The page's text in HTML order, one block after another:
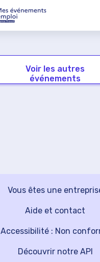
Voir les autres
événements
Vous êtes une
Découvrir notre API
Aide et contact
Accessibilité : Non